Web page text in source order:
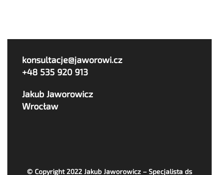
konsultacje@jaworowi.cz
+48 535 920 913
Jakub Jaworowicz
Wrocław
© Copyright 2022 Jakub Jaworowicz – Specjalista ds